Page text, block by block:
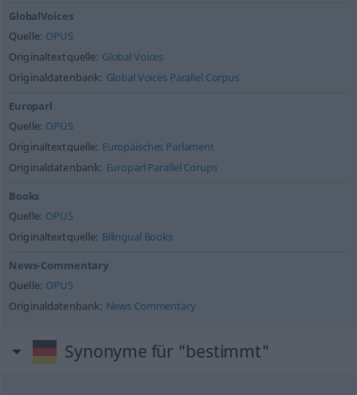
GlobalVoices
Quelle: OPUS
Originaltextquelle: Global Voices
Originaldatenbank: Global Voices Parallel Corpus
Europarl
Quelle: OPUS
Originaltextquelle: Europäisches Parlament
Originaldatenbank: Europarl Parallel Corups
Books
Quelle: OPUS
Originaltextquelle: Bilingual Books
News-Commentary
Quelle: OPUS
Originaldatenbank: News Commentary
Synonyme für "bestimmt"